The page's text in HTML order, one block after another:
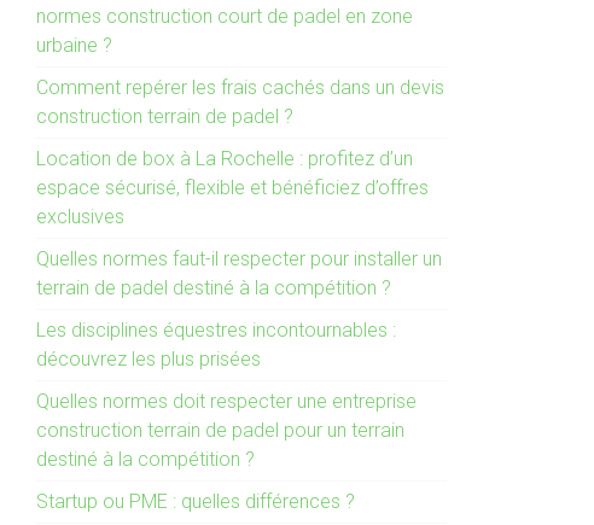
normes construction court de padel en zone
urbaine ?
Comment repérer les frais cachés dans un devis
construction terrain de padel ?
Location de box à La Rochelle : profitez d’un
espace sécurisé, flexible et bénéficiez d’offres
exclusives
Quelles normes faut-il respecter pour installer un
terrain de padel destiné à la compétition ?
Les disciplines équestres incontournables :
découvrez les plus prisées
Quelles normes doit respecter une entreprise
construction terrain de padel pour un terrain
destiné à la compétition ?
Startup ou PME : quelles différences ?